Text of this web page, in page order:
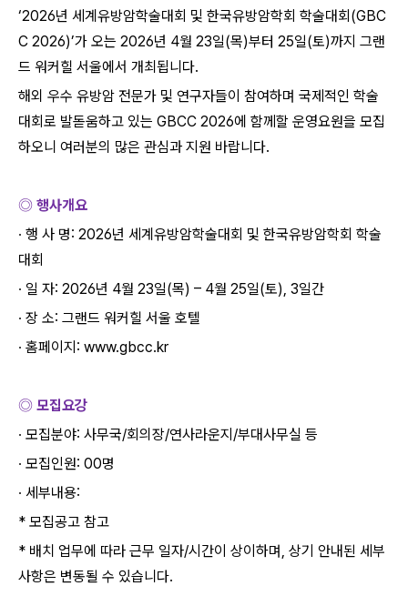
‘2026년 세계유방암학술대회 및 한국유방암학회 학술대회(GBC
C 2026)’가 오는 2026년 4월 23일(목)부터 25일(토)까지 그랜
드 워커힐 서울에서 개최됩니다.
해외 우수 유방암 전문가 및 연구자들이 참여하며 국제적인 학술
대회로 발돋움하고 있는 GBCC 2026에 함께할 운영요원을 모집
하오니 여러분의 많은 관심과 지원 바랍니다.
◎ 행사개요
∙ 행 사 명: 2026년 세계유방암학술대회 및 한국유방암학회 학술
대회
∙ 일 자: 2026년 4월 23일(목) – 4월 25일(토), 3일간
∙ 장 소: 그랜드 워커힐 서울 호텔
∙ 홈페이지: www.gbcc.kr
◎ 모집요강
∙ 모집분야: 사무국/회의장/연사라운지/부대사무실 등
∙ 모집인원: 00명
∙ 세부내용:
* 모집공고 참고
* 배치 업무에 따라 근무 일자/시간이 상이하며, 상기 안내된 세부
사항은 변동될 수 있습니다.